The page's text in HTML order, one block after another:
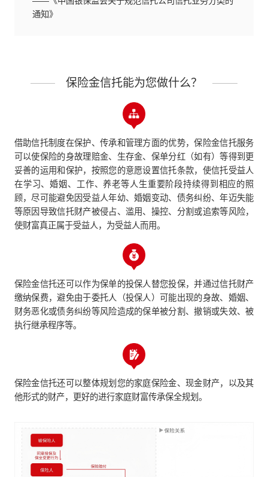
通知》
保险金信托能为您做什么？
借助信托制度在保护、传承和管理方面的优势，保险金信托服务
可以使保险的身故理赔金、生存金、保单分红（如有）等得到更
妥善的运用和保护，按照您的意愿设置信托条款，使信托受益人
在学习、婚姻、工作、养老等人生重要阶段持续得到相应的照
顾，尽可能避免因受益人年幼、婚姻变动、债务纠纷、年迈失能
等原因导致信托财产被侵占、滥用、操控、分割或追索等风险，
使财富真正属于受益人，为受益人而用。
保险金信托还可以作为保单的投保人替您投保，并通过信托财产
缴纳保费，避免由于委托人（投保人）可能出现的身故、婚姻、
财务恶化或债务纠纷等风险造成的保单被分割、撤销或失效、被
执行继承程序等。
保险金信托还可以整体规划您的家庭保险金、现金财产，以及其
他形式的财产，更好的进行家庭财富传承保全规划。